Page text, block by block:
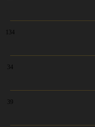
134
34
39